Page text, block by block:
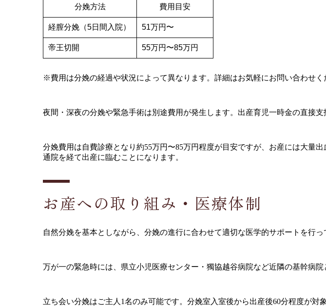
分娩方法 費用目安
経膣分娩（5日間入院） 51万円〜
帝王切開 55万円〜85万円
※費用は分娩の経過や状況によって異なります。詳細はお気軽にお問い合わせく
夜間・深夜の分娩や緊急手術は別途費用が発生します。出産育児一時金の直接
分娩費用は自費診療となり約55万円〜85万円程度が目安ですが、お産には大量
通院を経て出産に臨むことになります。
お産への取り組み・医療体制
自然分娩を基本としながら、分娩の進行に合わせて適切な医学的サポートを行
万が一の緊急時には、県立小児医療センター・獨協越谷病院など近隣の基幹病院
立ち会い分娩はご主人1名のみ可能です。分娩室入室後から出産後60分程度が